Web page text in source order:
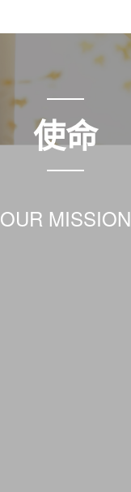
使命
OUR MISSION